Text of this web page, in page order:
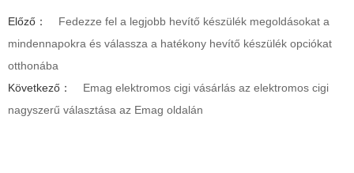
Előző：
Fedezze fel a legjobb hevítő készülék megoldásokat a
mindennapokra és válassza a hatékony hevítő készülék opciókat
otthonába
Következő：
Emag elektromos cigi vásárlás az elektromos cigi
nagyszerű választása az Emag oldalán